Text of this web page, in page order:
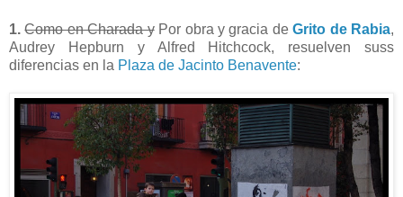
1. Como en Charada yPor obra y gracia deGrito de Rabia,
Audrey Hepburn y Alfred Hitchcock, resuelven suss
diferencias en la Plaza de Jacinto Benavente: